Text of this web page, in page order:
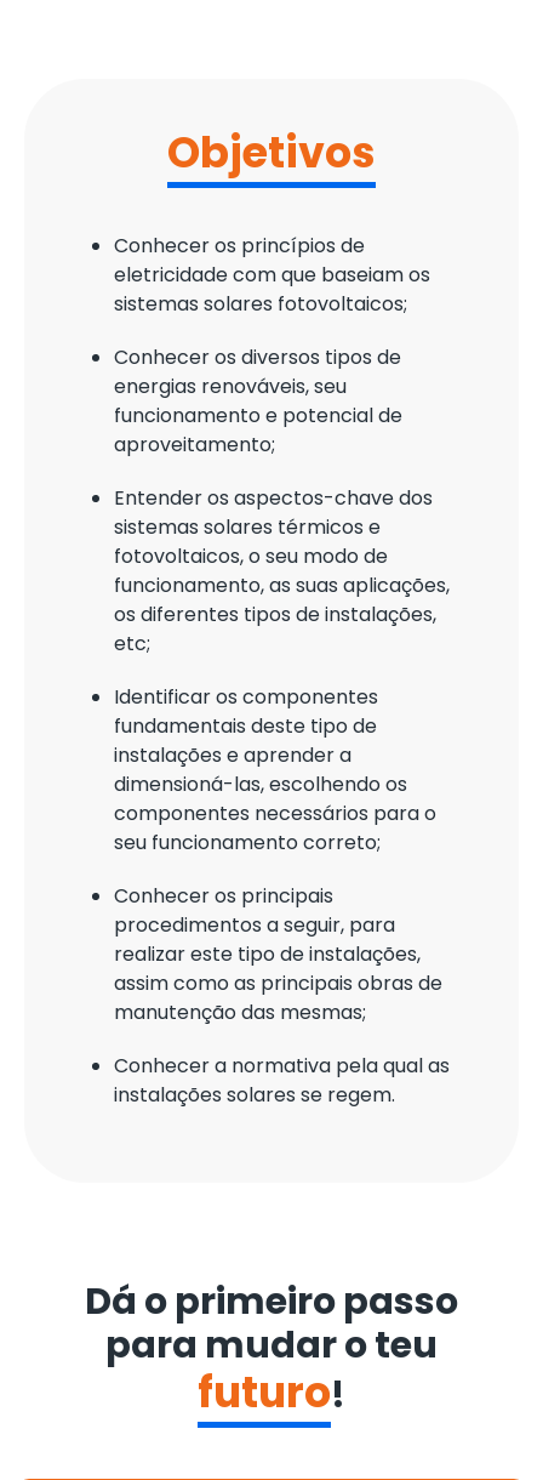
Objetivos
Conhecer os princípios de
eletricidade com que baseiam os
sistemas solares fotovoltaicos;
Conhecer os diversos tipos de
energias renováveis, seu
funcionamento e potencial de
aproveitamento;
Entender os aspectos-chave dos
sistemas solares térmicos e
fotovoltaicos, o seu modo de
funcionamento, as suas aplicações,
os diferentes tipos de instalações,
etc;
Identificar os componentes
fundamentais deste tipo de
instalações e aprender a
dimensioná-las, escolhendo os
componentes necessários para o
seu funcionamento correto;
Conhecer os principais
procedimentos a seguir, para
realizar este tipo de instalações,
assim como as principais obras de
manutenção das mesmas;
Conhecer a normativa pela qual as
instalações solares se regem.
Dá o primeiro passo
para mudar o teu
futuro!